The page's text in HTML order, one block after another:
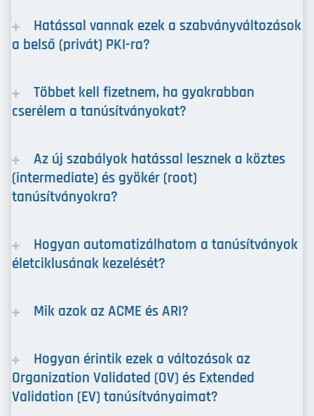
Hatással vannak ezek a szabványváltozások
a belső (privát) PKI-ra?
Többet kell fizetnem, ha gyakrabban
cserélem a tanúsítványokat?
Az új szabályok hatással lesznek a köztes
(intermediate) és gyökér (root)
tanúsítványokra?
Hogyan automatizálhatom a tanúsítványok
életciklusának kezelését?
Mik azok az ACME és ARI?
Hogyan érintik ezek a változások az
Organization Validated (OV) és Extended
Validation (EV) tanúsítványaimat?